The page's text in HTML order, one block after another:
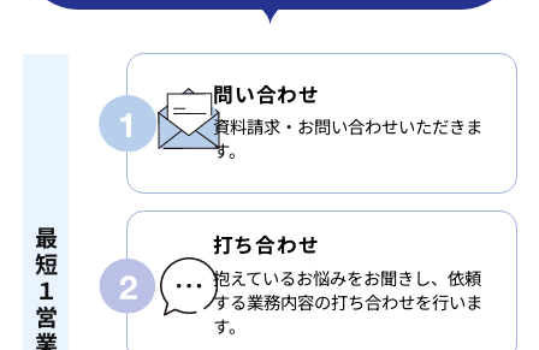
問い合わせ
資料請求・お問い合わせいただきま
す。
打ち合わせ
抱えているお悩みをお聞きし、依頼
する業務内容の打ち合わせを行いま
す。
最
短
１
営
業